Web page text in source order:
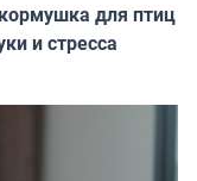
для птиц
и стресса